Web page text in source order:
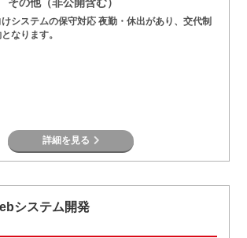
システムの保守対応 夜勤・休出があり、交代制
なります。
詳細を見る
システム開発